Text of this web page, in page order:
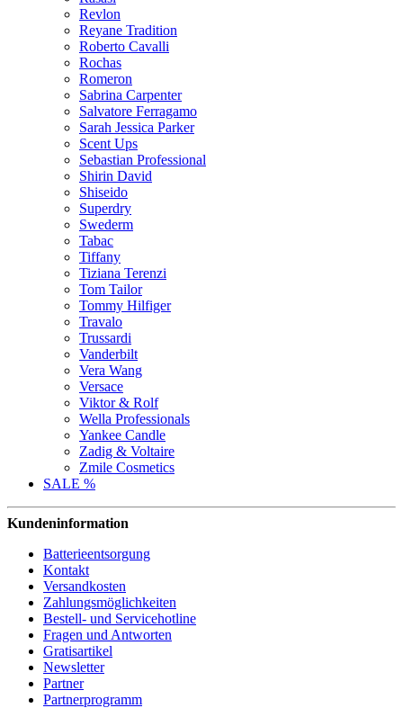
Revlon
Reyane Tradition
Roberto Cavalli
Rochas
Romeron
Sabrina Carpenter
Salvatore Ferragamo
Sarah Jessica Parker
Scent Ups
Sebastian Professional
Shirin David
Shiseido
Superdry
Swederm
Tabac
Tiffany
Tiziana Terenzi
Tom Tailor
Tommy Hilfiger
Travalo
Trussardi
Vanderbilt
Vera Wang
Versace
Viktor & Rolf
Wella Professionals
Yankee Candle
Zadig & Voltaire
Zmile Cosmetics
SALE %
Kundeninformation
Batterieentsorgung
Kontakt
Versandkosten
Zahlungsmöglichkeiten
Bestell- und Servicehotline
Fragen und Antworten
Gratisartikel
Newsletter
Partner
Partnerprogramm